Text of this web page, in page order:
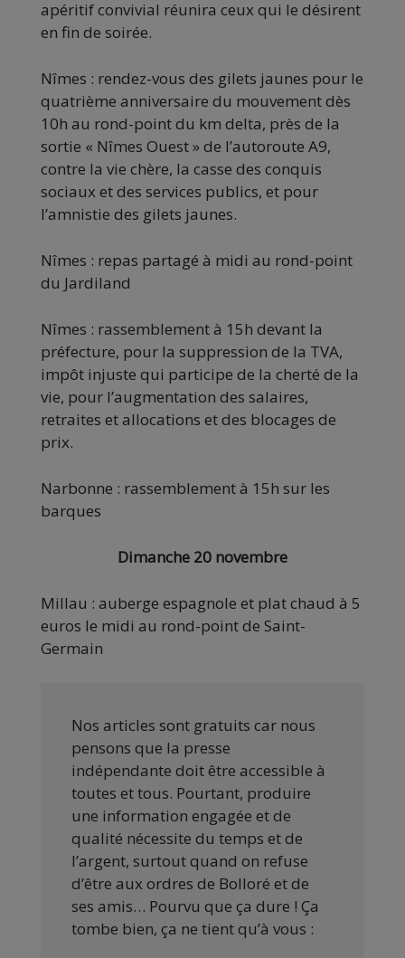
apéritif convivial réunira ceux qui le désirent
en fin de soirée.
Nîmes : rendez-vous des gilets jaunes pour le
quatrième anniversaire du mouvement dès
10h au rond-point du km delta, près de la
sortie « Nîmes Ouest » de l’autoroute A9,
contre la vie chère, la casse des conquis
sociaux et des services publics, et pour
l’amnistie des gilets jaunes.
Nîmes : repas partagé à midi au rond-point
du Jardiland
Nîmes : rassemblement à 15h devant la
préfecture, pour la suppression de la TVA,
impôt injuste qui participe de la cherté de la
vie, pour l’augmentation des salaires,
retraites et allocations et des blocages de
prix.
Narbonne : rassemblement à 15h sur les
barques
Dimanche 20 novembre
Millau : auberge espagnole et plat chaud à 5
euros le midi au rond-point de Saint-
Germain
Nos articles sont gratuits car nous
pensons que la presse
indépendante doit être accessible à
toutes et tous. Pourtant, produire
une information engagée et de
qualité nécessite du temps et de
l’argent, surtout quand on refuse
d’être aux ordres de Bolloré et de
ses amis… Pourvu que ça dure ! Ça
tombe bien, ça ne tient qu’à vous :